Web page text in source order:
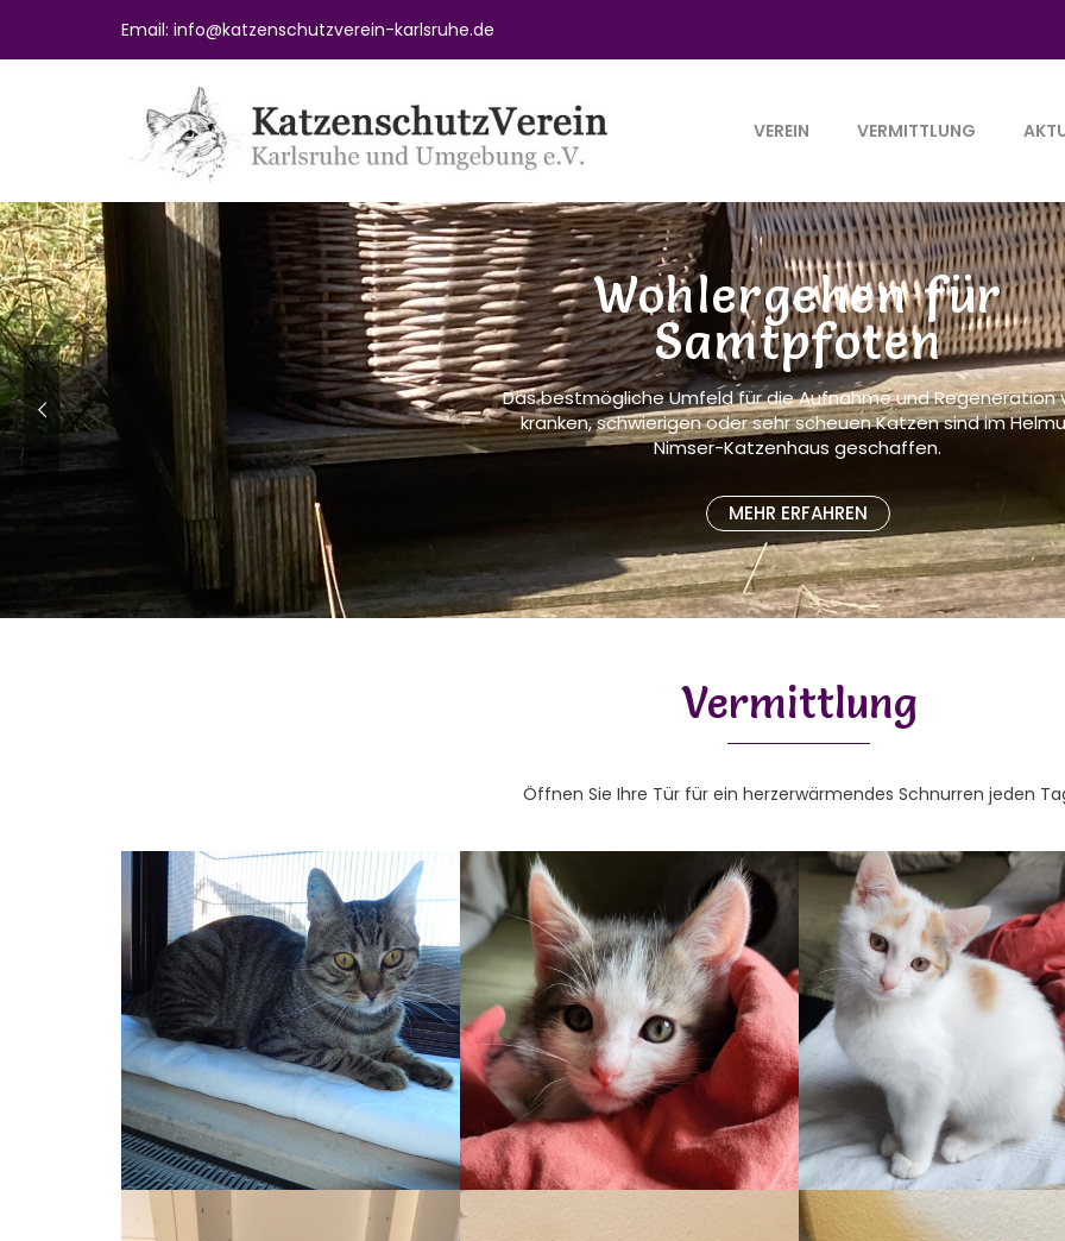
Email: info@katzenschutzverein-karlsruhe.de
VEREIN VERMITTLUNG
Wohlergehen für
Samtpfoten
MEHR ERFAHREN
Das bestmögliche Umfeld für die Aufnahme und Regeneration
kranken, schwierigen oder sehr scheuen Katzen sind im
Nimser-Katzenhaus geschaffen.
Vermittlung
Öffnen Sie Ihre Tür für ein herzerwärmendes Schnurren jeden
AMIR
Auslauf
MIO
Auslauf